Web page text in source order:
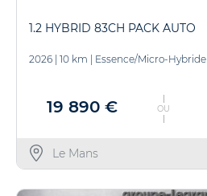
1.2 HYBRID 83CH PACK AUTO
2026 10 km Essence/Micro-Hybride
19 890 € OU
Le Mans